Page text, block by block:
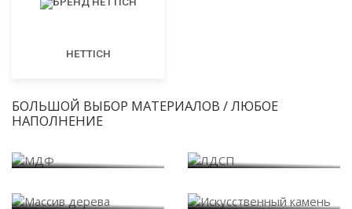
HETTICH
БОЛЬШОЙ ВЫБОР МАТЕРИАЛОВ / ЛЮБОЕ
НАПОЛНЕНИЕ